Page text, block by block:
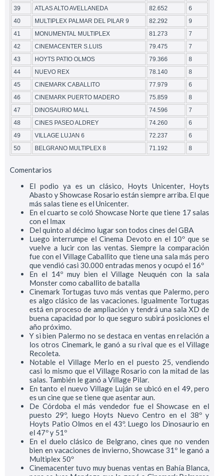
39
ATLAS ALTO AVELLANEDA 82.652
6
40
MULTIPLEX PALMAR DEL PILAR 9 82.292
9
41
MONUMENTAL MULTIPLEX 81.273
7
42
CINEMACENTER S.LUIS 79.475
7
43
HOYTS PATIO OLMOS 79.366
8
44
NUEVO REX 78.140
8
45
CINEMARK CABALLITO 77.979
6
46
CINEMARK PUERTO MADERO 75.859
8
47
DINOSAURIO MALL 74.596
7
48
CINES PASEO ALDREY 74.260
6
49
VILLAGE LUJAN 6 72.237
6
50
BELGRANO MULTIPLEX 8 71.192 8
Comentarios
El podio ya es un clásico, Hoyts Unicenter, Hoyts
Abasto y Showcase Rosario están siempre arriba. El que
más salas tiene es el Unicenter.
En el cuarto se coló Showcase Norte que tiene 17 salas
con el Imax
Del quinto al décimo lugar son todos cines del GBA
Luego interrumpe el Cinema Devoto en el 10º que se
vuelve a lucir con las ventas. Siempre la comparación
fue con el Village Caballito que tiene una sala más pero
que vendió casi 30.000 entradas menos y ocupó el 16º
En el 14º muy bien el Village Neuquén con la sala
Monster como caballito de batalla
Cinemark Tortugas tuvo más ventas que Palermo, pero
es algo clásico de las vacaciones. Igualmente Tortugas
está en proceso de ampliación y tendrá una sala XD de
buena capacidad por lo que seguro subirá posiciones el
año próximo.
Y si bien Palermo no se destaca en ventas en relación a
los otros Cinemark, le ganó a su rival que es el Village
Recoleta.
Notable el Village Merlo en el puesto 25, vendiendo
casi lo mismo que el Village Rosario con la mitad de las
salas. También le ganó a Village Pilar.
En tanto el nuevo Village Luján se ubicó en el 49, pero
es un cine que se tiene que asentar aun.
De Córdoba el más vendedor fue el Showcase en el
puesto 29º, luego Hoyts Nuevo Centro en el 38º y
Hoyts Patio Olmos en el 43º. Luego los Dinosaurio en
el 47º y 51º
En el duelo clásico de Belgrano, cines que no venden
bien en vacaciones de invierno, Showcase 31º le ganó a
Multiplex 50º
Cinemacenter tuvo muy buenas ventas en Bahía Blanca,